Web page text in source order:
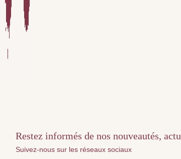
Restez informés de nos nouveautés,
Suivez-nous sur les réseaux sociaux